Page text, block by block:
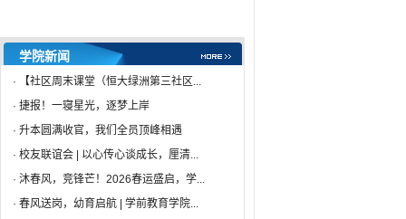
学院新闻
·
【社区周末课堂（恒大绿洲第三社区...
· 捷报！一寝星光，逐梦上岸
· 升本圆满收官，我们全员顶峰相遇
· 校友联谊会 | 以心传心谈成长，厘清...
· 沐春风，竞锋芒！2026春运盛启，学...
· 春风送岗，幼育启航 | 学前教育学院...